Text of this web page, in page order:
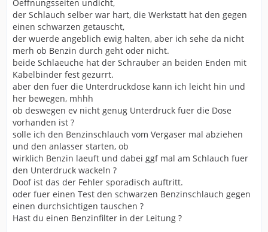
Oeffnungsseiten undicht,
der Schlauch selber war hart, die Werkstatt hat den gegen
einen schwarzen getauscht,
der wuerde angeblich ewig halten, aber ich sehe da nicht
merh ob Benzin durch geht oder nicht.
beide Schlaeuche hat der Schrauber an beiden Enden mit
Kabelbinder fest gezurrt.
aber den fuer die Unterdruckdose kann ich leicht hin und
her bewegen, mhhh
ob deswegen ev nicht genug Unterdruck fuer die Dose
vorhanden ist ?
solle ich den Benzinschlauch vom Vergaser mal abziehen
und den anlasser starten, ob
wirklich Benzin laeuft und dabei ggf mal am Schlauch fuer
den Unterdruck wackeln ?
Doof ist das der Fehler sporadisch auftritt.
oder fuer einen Test den schwarzen Benzinschlauch gegen
einen durchsichtigen tauschen ?
Hast du einen Benzinfilter in der Leitung ?